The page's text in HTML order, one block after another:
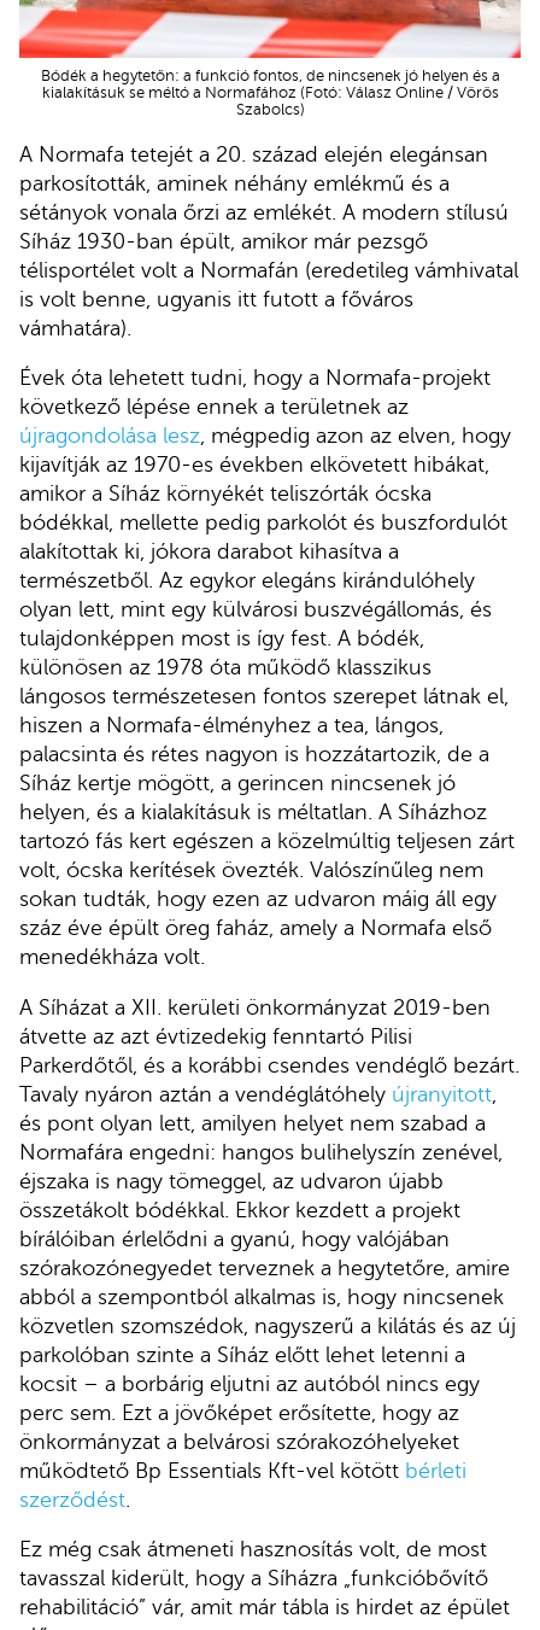
Bódék a hegytetőn: a funkció fontos, de nincsenek jó helyen és a
kialakításuk se méltó a Normafához (Fotó: Válasz Online / Vörös
Szabolcs)
A Normafa tetejét a 20. század elején elegánsan
parkosították, aminek néhány emlékmű és a
sétányok vonala őrzi az emlékét. A modern stílusú
Síház 1930-ban épült, amikor már pezsgő
télisportélet volt a Normafán (eredetileg vámhivatal
is volt benne, ugyanis itt futott a főváros
vámhatára).
Évek óta lehetett tudni, hogy a Normafa-projekt
következő lépése ennek a területnek az
újragondolása lesz, mégpedig azon az elven, hogy
kijavítják az 1970-es években elkövetett hibákat,
amikor a Síház környékét teliszórták ócska
bódékkal, mellette pedig parkolót és buszfordulót
alakítottak ki, jókora darabot kihasítva a
természetből. Az egykor elegáns kirándulóhely
olyan lett, mint egy külvárosi buszvégállomás, és
tulajdonképpen most is így fest. A bódék,
különösen az 1978 óta működő klasszikus
lángosos természetesen fontos szerepet látnak el,
hiszen a Normafa-élményhez a tea, lángos,
palacsinta és rétes nagyon is hozzátartozik, de a
Síház kertje mögött, a gerincen nincsenek jó
helyen, és a kialakításuk is méltatlan. A Síházhoz
tartozó fás kert egészen a közelmúltig teljesen zárt
volt, ócska kerítések övezték. Valószínűleg nem
sokan tudták, hogy ezen az udvaron máig áll egy
száz éve épült öreg faház, amely a Normafa első
menedékháza volt.
A Síházat a XII. kerületi önkormányzat 2019-ben
átvette az azt évtizedekig fenntartó Pilisi
Parkerdőtől, és a korábbi csendes vendéglő bezárt.
Tavaly nyáron aztán a vendéglátóhely újranyitott
és pont olyan lett, amilyen helyet nem szabad a
Normafára engedni: hangos bulihelyszín zenével,
éjszaka is nagy tömeggel, az udvaron újabb
összetákolt bódékkal. Ekkor kezdett a projekt
bírálóiban érlelődni a gyanú, hogy valójában
szórakozónegyedet terveznek a hegytetőre, amire
abból a szempontból alkalmas is, hogy nincsenek
közvetlen szomszédok, nagyszerű a kilátás és az új
parkolóban szinte a Síház előtt lehet letenni a
kocsit – a borbárig eljutni az autóból nincs egy
perc sem. Ezt a jövőképet erősítette, hogy az
önkormányzat a belvárosi szórakozóhelyeket
működtető Bp Essentials Kft-vel kötött bérleti
szerződést
Ez még csak átmeneti hasznosítás volt, de most
tavasszal kiderült, hogy a Síházra „funkcióbővítő
rehabilitáció” vár, amit már tábla is hirdet az épület